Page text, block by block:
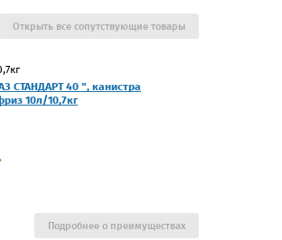
СТАНДАРТ 40 ", канистра
10л/10,7кг
Открыть все сопутствующие товары
Подробнее о преимуществах